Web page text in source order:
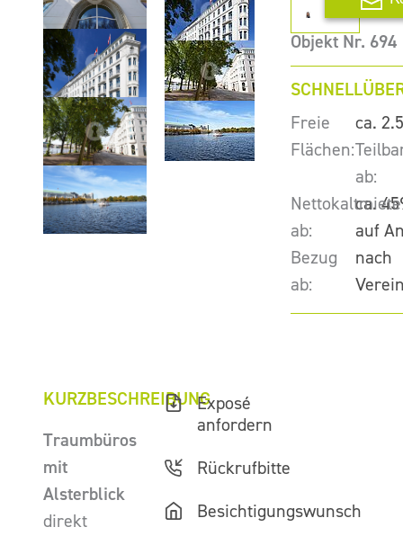
Objekt Nr. 694
Freie
Flächen:
ca.
ab:
ca.
Nettokaltmiete
ab:
auf
Bezug
ab:
nach
KURZBESCHREIBUNG
Traumbüros
mit
Alsterblick
direkt
Exposé
anfordern
Rückrufbitte
Besichtigungswunsch